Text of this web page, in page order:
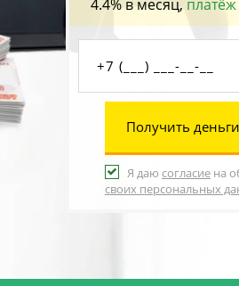
4.4% в месяц,
Получить деньги
Я даю согласие на
своих персональных